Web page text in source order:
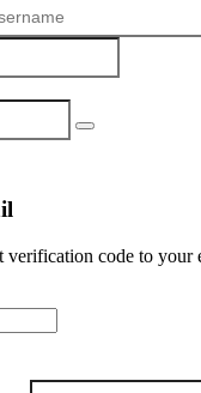
verification code to your